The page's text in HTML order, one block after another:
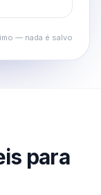
— nada é salvo
para